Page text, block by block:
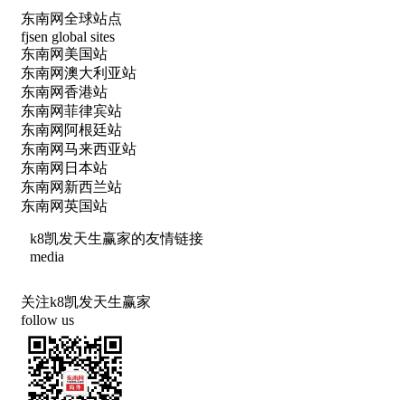
东南网全球站点
fjsen global sites
东南网美国站
东南网澳大利亚站
东南网香港站
东南网菲律宾站
东南网阿根廷站
东南网马来西亚站
东南网日本站
东南网新西兰站
东南网英国站
k8凯发天生赢家的友情链接
media
关注k8凯发天生赢家
follow us